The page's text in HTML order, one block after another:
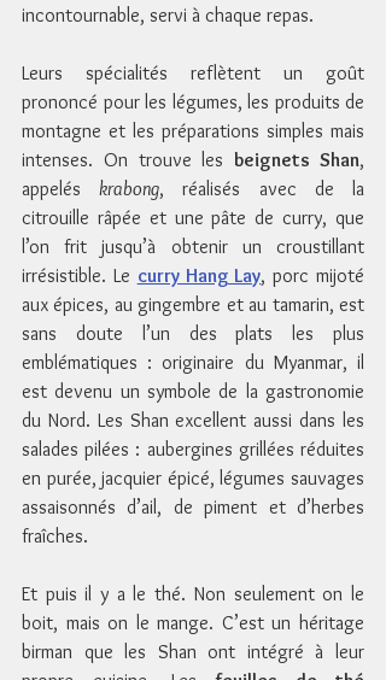
incontournable, servi à chaque repas.
Leurs spécialités reflètent un goût
prononcé pour les légumes, les produits de
montagne et les préparations simples mais
intenses. On trouve les beignets Shan,
appelés krabong, réalisés avec de la
citrouille râpée et une pâte de curry, que
l’on frit jusqu’à obtenir un croustillant
irrésistible. Le curry Hang Lay, porc mijoté
aux épices, au gingembre et au tamarin, est
sans doute l’un des plats les plus
emblématiques : originaire du Myanmar, il
est devenu un symbole de la gastronomie
du Nord. Les Shan excellent aussi dans les
salades pilées : aubergines grillées réduites
en purée, jacquier épicé, légumes sauvages
assaisonnés d’ail, de piment et d’herbes
fraîches.
Et puis il y a le thé. Non seulement on le
boit, mais on le mange. C’est un héritage
birman que les Shan ont intégré à leur